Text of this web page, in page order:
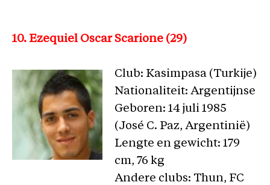
10. Ezequiel Oscar Scarione (29)
Club: Kasimpasa (Turkije)
Nationaliteit: Argentijnse
Geboren: 14 juli 1985
(José C. Paz, Argentinië)
Lengte en gewicht: 179
cm, 76 kg
Andere clubs: Thun, FC